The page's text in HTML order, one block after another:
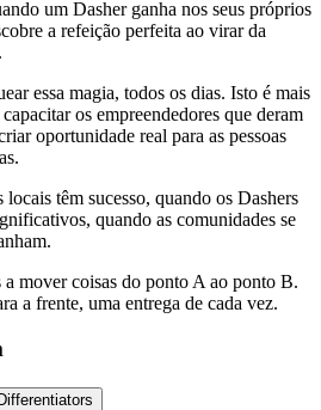
um Dasher ganha nos seus próprios
a refeição perfeita ao virar da
essa magia, todos os dias. Isto é mais
os empreendedores que deram
oportunidade real para as pessoas
têm sucesso, quando os Dashers
quando as comunidades se
a mover coisas do ponto A ao ponto B.
a frente, uma entrega de cada vez.
Differentiators